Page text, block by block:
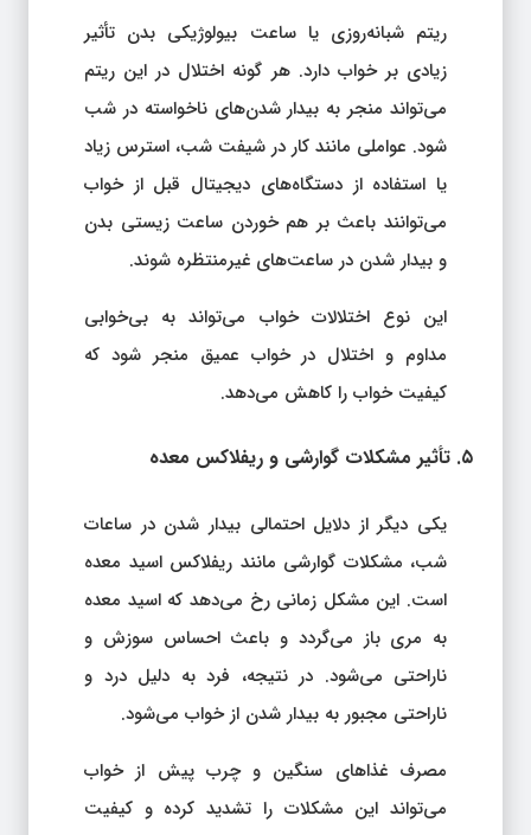
ریتم شبانه‌روزی یا ساعت بیولوژیکی بدن تأثیر
زیادی بر خواب دارد. هر گونه اختلال در این ریتم
می‌تواند منجر به بیدار شدن‌های ناخواسته در شب
شود. عواملی مانند کار در شیفت شب، استرس زیاد
یا استفاده از دستگاه‌های دیجیتال قبل از خواب
می‌توانند باعث بر هم خوردن ساعت زیستی بدن
و بیدار شدن در ساعت‌های غیرمنتظره شوند.
این نوع اختلالات خواب می‌تواند به بی‌خوابی
مداوم و اختلال در خواب عمیق منجر شود که
کیفیت خواب را کاهش می‌دهد.
۵. تأثیر مشکلات گوارشی و ریفلاکس معده
یکی دیگر از دلایل احتمالی بیدار شدن در ساعات
شب، مشکلات گوارشی مانند ریفلاکس اسید معده
است. این مشکل زمانی رخ می‌دهد که اسید معده
به مری باز می‌گردد و باعث احساس سوزش و
ناراحتی می‌شود. در نتیجه، فرد به دلیل درد و
ناراحتی مجبور به بیدار شدن از خواب می‌شود.
مصرف غذاهای سنگین و چرب پیش از خواب
می‌تواند این مشکلات را تشدید کرده و کیفیت